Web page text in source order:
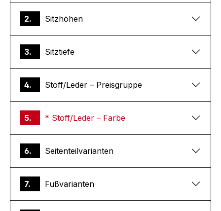
2. Sitzhöhen
3. Sitztiefe
4. Stoff/Leder – Preisgruppe
5. * Stoff/Leder – Farbe
6. Seitenteilvarianten
7. Fußvarianten